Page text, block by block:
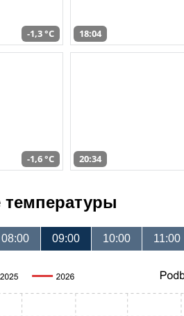
-1,3 °C 18:04
-1,6 °C 20:34
температуры
08:00 09:00 10:00 11:00